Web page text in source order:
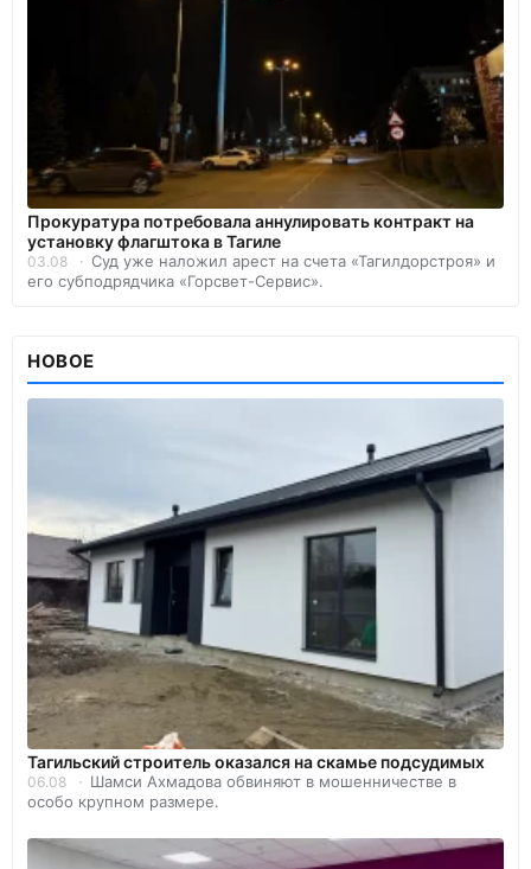
Прокуратура потребовала аннулировать контракт на
установку флагштока в Тагиле
03.08
Суд уже наложил арест на счета «Тагилдорстроя» и
его субподрядчика «Горсвет-Сервис».
НОВОЕ
Тагильский строитель оказался на скамье подсудимых
06.08
Шамси Ахмадова обвиняют в мошенничестве в
особо крупном размере.